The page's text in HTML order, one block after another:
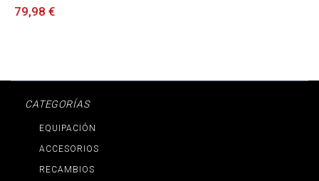
79,98 €
CATEGORÍAS
EQUIPACIÓN
ACCESORIOS
RECAMBIOS